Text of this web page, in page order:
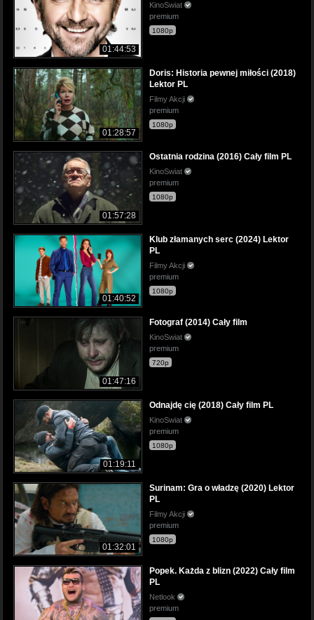
01:44:53
KinoSwiat
premium
1080p
01:28:57
Doris: Historia pewnej miłości (2018)
Lektor PL
Filmy Akcji
premium
1080p
01:57:28
Ostatnia rodzina (2016) Cały film PL
KinoSwiat
premium
1080p
01:40:52
Klub złamanych serc (2024) Lektor
PL
Filmy Akcji
premium
1080p
01:47:16
Fotograf (2014) Cały film
KinoSwiat
premium
720p
01:19:11
Odnajdę cię (2018) Cały film PL
KinoSwiat
premium
1080p
01:32:01
Surinam: Gra o władzę (2020) Lektor
PL
Filmy Akcji
premium
1080p
Popek. Każda z blizn (2022) Cały film
PL
Netlook
premium